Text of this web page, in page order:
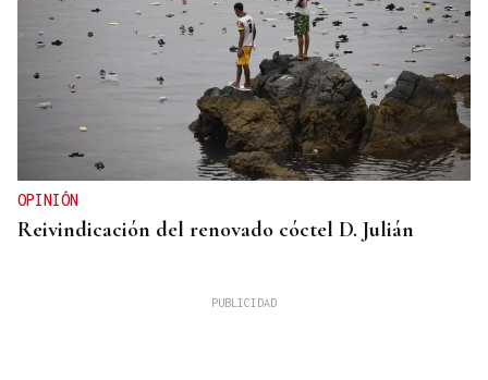
OPINIÓN
Reivindicación del renovado cóctel D. Julián